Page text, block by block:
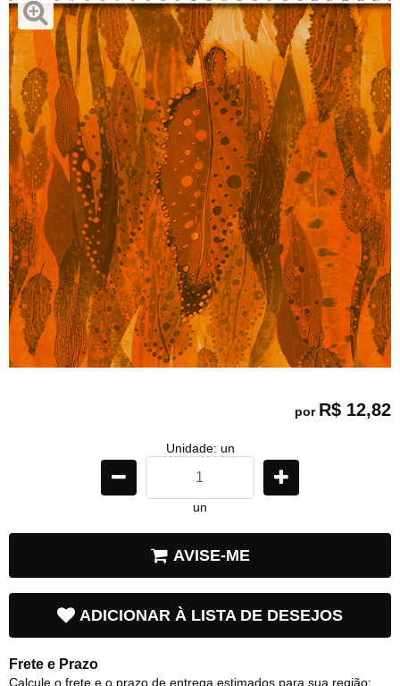
por R$ 12,82
Unidade: un
un
AVISE-ME
ADICIONAR À LISTA DE DESEJOS
Frete e Prazo
Calcule o frete e o prazo de entrega estimados para sua região: